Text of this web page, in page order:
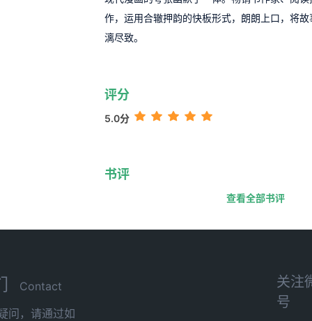
作，运用合辙押韵的快板形式，朗朗上口，将
漓尽致。
评分
5.0分
书评
查看全部书评
Contact
问，请通过如
关注
号